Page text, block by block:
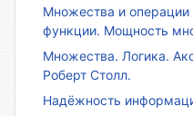
Множества и
функции. Мощность
Множества. Логика.
Роберт Столл.
Надёжность